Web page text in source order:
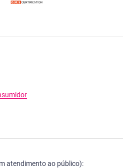
atendimento ao público):